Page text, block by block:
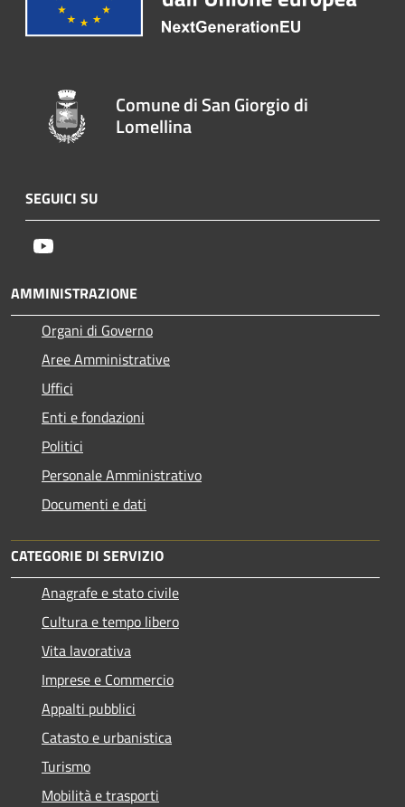
Comune di San Giorgio di
Lomellina
SEGUICI SU
AMMINISTRAZIONE
Organi di Governo
Aree Amministrative
Uffici
Enti e fondazioni
Politici
Personale Amministrativo
Documenti e dati
CATEGORIE DI SERVIZIO
Anagrafe e stato civile
Cultura e tempo libero
Vita lavorativa
Imprese e Commercio
Appalti pubblici
Catasto e urbanistica
Turismo
Mobilità e trasporti